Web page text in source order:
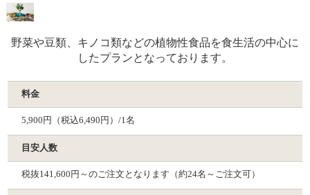
野菜や豆類、キノコ類などの植物性食品を食生活の中心に
したプランとなっております。
料金
5,900円（税込6,490円）/1名
目安人数
税抜141,600円～のご注文となります（約24名～ご注文可）